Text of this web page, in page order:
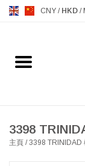
CNY / HKD /
主頁
MANKS ANTIQUES
3398
主頁 /3398 TRINIDAD